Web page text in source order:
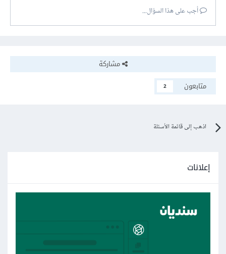
أجب على هذا السؤال...
مشاركة
متابعون
2
اذهب إلى قائمة الأسئلة
إعلانات